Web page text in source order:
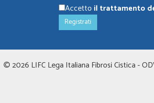
Accetto il trattamento
© 2026 LIFC Lega Italiana Fibrosi Cistica -